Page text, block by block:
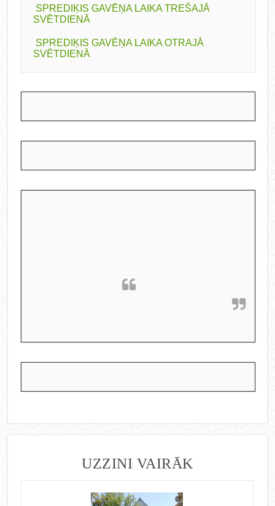
SPREDIĶIS GAVĒŅA LAIKA TREŠAJĀ
SVĒTDIENĀ
SPREDIĶIS GAVĒŅA LAIKA OTRAJĀ
SVĒTDIENĀ
UZZINI VAIRĀK